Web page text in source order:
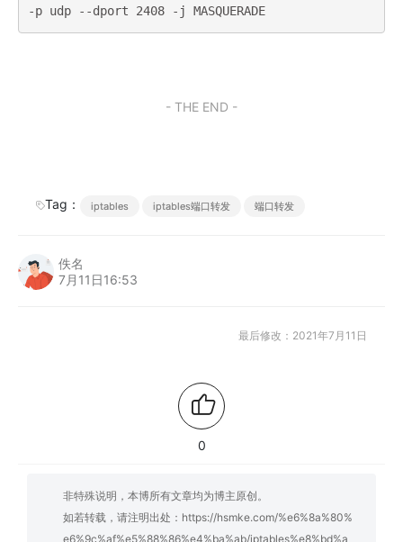
-p udp --dport 2408 -j MASQUERADE
- THE END -
Tag： iptables iptables端口转发 端口转发
佚名
7月11日16:53
最后修改：2021年7月11日
0
非特殊说明，本博所有文章均为博主原创。
如若转载，请注明出处： https://hsmke.com/%e6%8a%80%
e6%9c%af%e5%88%86%e4%ba%ab/iptables%e8%bd%a